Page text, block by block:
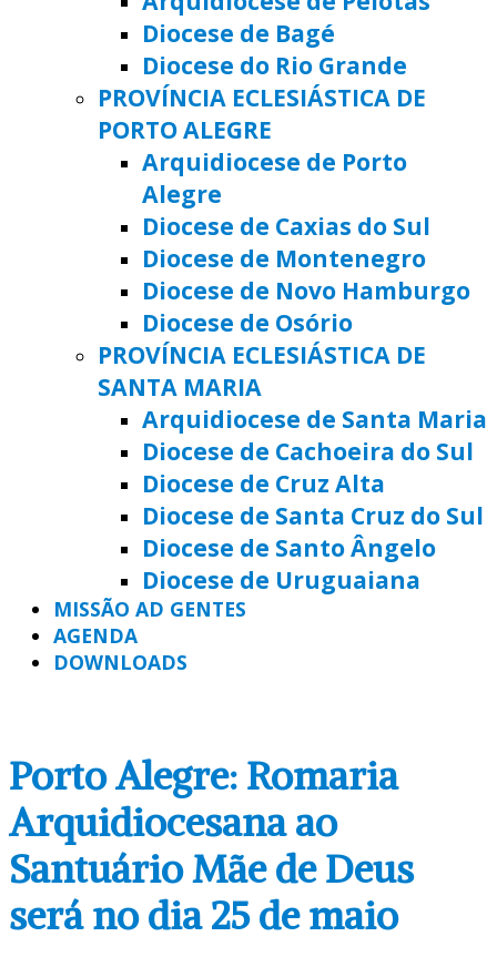
Diocese de Bagé
Diocese do Rio Grande
PROVÍNCIA ECLESIÁSTICA DE
PORTO ALEGRE
Arquidiocese de Porto
Alegre
Diocese de Caxias do Sul
Diocese de Montenegro
Diocese de Novo Hamburgo
Diocese de Osório
PROVÍNCIA ECLESIÁSTICA DE
SANTA MARIA
Arquidiocese de Santa Maria
Diocese de Cachoeira do Sul
Diocese de Cruz Alta
Diocese de Santa Cruz do Sul
Diocese de Santo Ângelo
Diocese de Uruguaiana
MISSÃO AD GENTES
AGENDA
DOWNLOADS
Porto Alegre: Romaria
Arquidiocesana ao
Santuário Mãe de Deus
será no dia 25 de maio